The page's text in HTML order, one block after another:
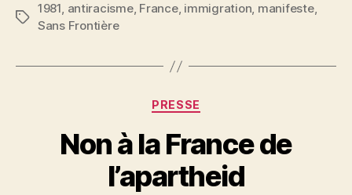
allogènes »
Étiquettes
1981, antiracisme, France, immigration, manifeste,
Sans Frontière
Catégories
PRESSE
Non à la France de
l’apartheid
a
S